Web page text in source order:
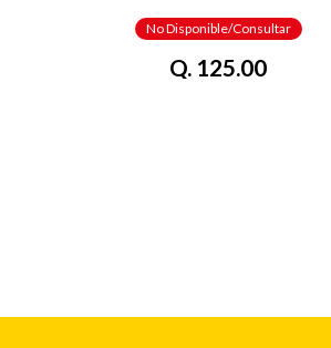
No Disponible/Consultar
Q. 125.00